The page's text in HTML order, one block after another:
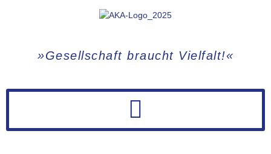
»Gesellschaft braucht Vielfalt!«